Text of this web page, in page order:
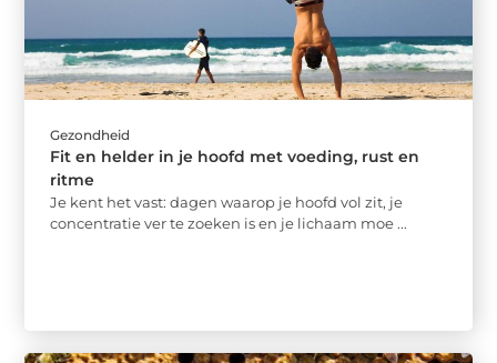
Gezondheid
Fit en helder in je hoofd met voeding, rust en
ritme
Je kent het vast: dagen waarop je hoofd vol zit, je
concentratie ver te zoeken is en je lichaam moe ...